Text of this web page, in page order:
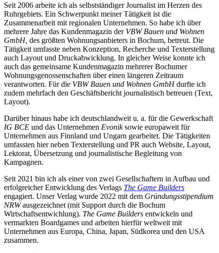
Seit 2006 arbeite ich als selbstständiger Journalist im Herzen des
Ruhrgebiets. Ein Schwerpunkt meiner Tätigkeit ist die
Zusammenarbeit mit regionalen Unternehmen. So habe ich über
mehrere Jahre das Kundenmagazin der VBW Bauen und Wohnen
GmbH, des größten Wohnungsanbieters in Bochum, betreut. Die
Tätigkeit umfasste neben Konzeption, Recherche und Texterstellung
auch Layout und Druckabwicklung. In gleicher Weise konnte ich
auch das gemeinsame Kundenmagazin mehrerer Bochumer
Wohnungsgenossenschaften über einen längeren Zeitraum
verantworten. Für die VBW Bauen und Wohnen GmbHdurfte ich
zudem mehrfach den Geschäftsbericht journalistisch betreuen (Text,
Layout).
Darüber hinaus habe ich deutschlandweit u. a. für die Gewerkschaft
IG BCE und das Unternehmen Evoniksowie europaweit für
Unternehmen aus Finnland und Ungarn gearbeitet. Die Tätigkeiten
umfassten hier neben Texterstellung und PR auch Website, Layout,
Lektorat, Übersetzung und journalistische Begleitung von
Kampagnen.
Seit 2021 bin ich als einer von zwei Gesellschaftern in Aufbau und
erfolgreicher Entwicklung des Verlags The Game Builders
engagiert. Unser Verlag wurde 2022 mit dem Gründungsstipendium
NRWausgezeichnet (mit Support durch die Bochum
Wirtschaftsentwichlung). The Game Builders entwickeln und
vermarkten Boardgames und arbeiten hierfür weltweit mit
Unternehmen aus Europa, China, Japan, Südkorea und den USA
zusammen.